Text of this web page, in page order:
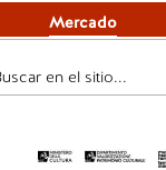
Mercado